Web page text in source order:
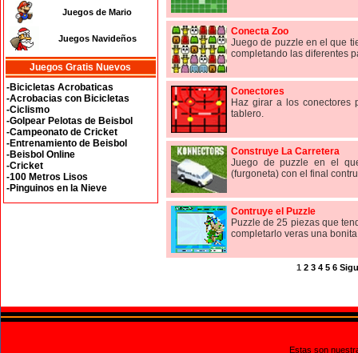
Juegos de Mario
Juegos Navideños
Juegos Gratis Nuevos
-Bicicletas Acrobaticas
-Acrobacias con Bicicletas
-Ciclismo
-Golpear Pelotas de Beisbol
-Campeonato de Cricket
-Entrenamiento de Beisbol
-Beisbol Online
-Cricket
-100 Metros Lisos
-Pinguinos en la Nieve
Conecta Zoo
Juego de puzzle en el que
completando las diferentes
Conectores
Haz girar a los
tablero.
Construye La Carretera
Juego de puzzle en el
(furgoneta) con el final
Contruye el Puzzle
Puzzle de 25 piezas que
completarlo veras una
1 2 3 4 5 6
Estas son